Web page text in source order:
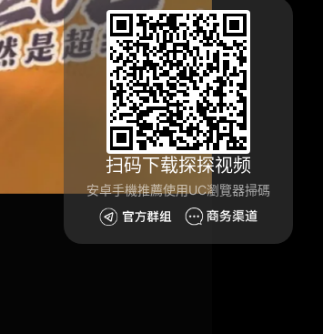
扫码下载探探视频
安卓手機推薦使用UC瀏覽器掃碼